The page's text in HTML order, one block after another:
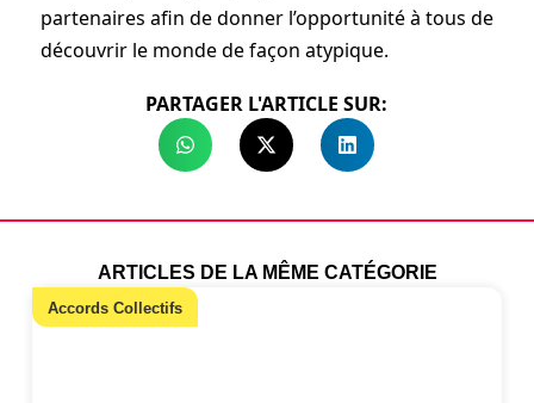
partenaires afin de donner l’opportunité à tous de
découvrir le monde de façon atypique.
PARTAGER L'ARTICLE SUR:
ARTICLES DE LA MÊME CATÉGORIE
Accords Collectifs